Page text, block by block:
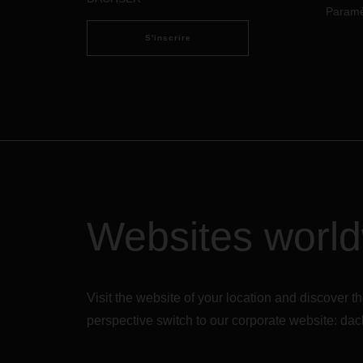
S'inscrire
Websites
Visit the website of your location and discover
perspective switch to our corporate website: